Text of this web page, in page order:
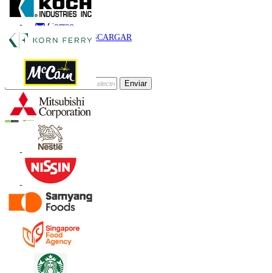
Llamar
Correo
DESCARGAR
Suscríbete al Boletín
Enviar
Confianza Online